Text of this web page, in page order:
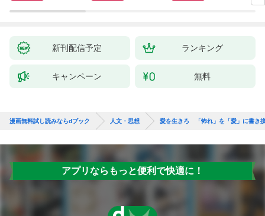
新刊配信予定 ランキング
キャンペーン 無料
漫画無料試し読みならdブック 人文・思想 愛を生きろ 「怖れ」を「愛」に書き
アプリならもっと便利で快適に！